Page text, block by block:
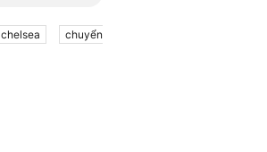
chelsea
chuyển